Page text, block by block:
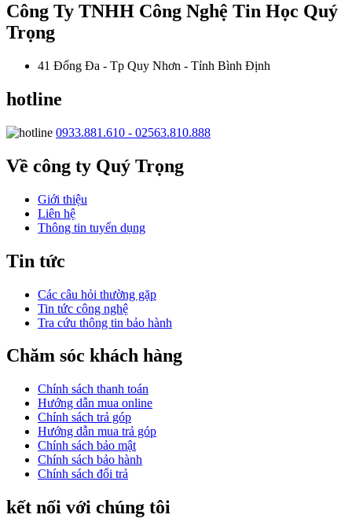
Công Ty TNHH Công Nghệ Tin Học Quý
Trọng
41 Đống Đa - Tp Quy Nhơn - Tỉnh Bình Định
hotline
0933.881.610 - 02563.810.888
Về công ty Quý Trọng
Giới thiệu
Liên hệ
Thông tin tuyển dụng
Tin tức
Các câu hỏi thường gặp
Tin tức công nghệ
Tra cứu thông tin bảo hành
Chăm sóc khách hàng
Chính sách thanh toán
Hướng dẫn mua online
Chính sách trả góp
Hướng dẫn mua trả góp
Chính sách bảo mật
Chính sách bảo hành
Chính sách đổi trả
kết nối với chúng tôi